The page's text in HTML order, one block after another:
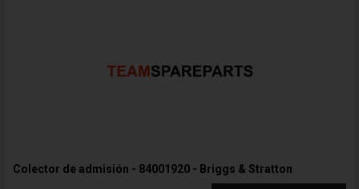
Colector de admisión - 84001920 - Briggs & Stratton